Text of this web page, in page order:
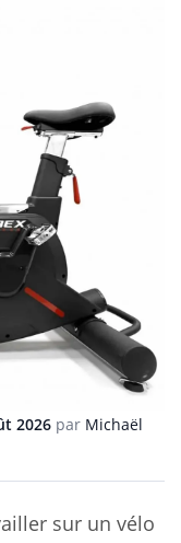
2026 par Michaël
sur un vélo